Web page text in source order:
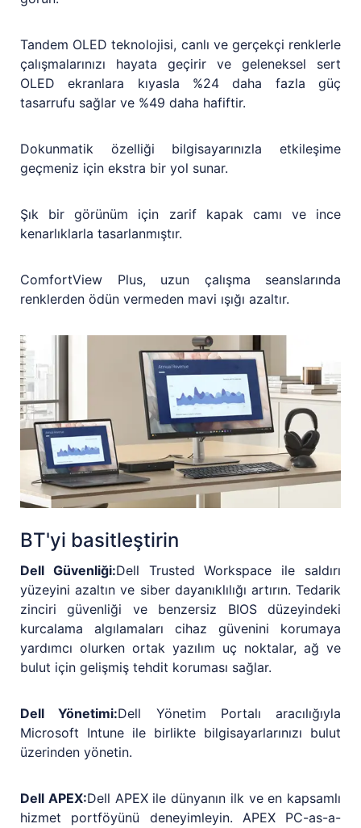
Tandem OLED teknolojisi, canlı ve gerçekçi renklerle
çalışmalarınızı hayata geçirir ve geleneksel sert
OLED ekranlara kıyasla %24 daha fazla güç
tasarrufu sağlar ve %49 daha hafiftir.
Dokunmatik özelliği bilgisayarınızla etkileşime
geçmeniz için ekstra bir yol sunar.
Şık bir görünüm için zarif kapak camı ve ince
kenarlıklarla tasarlanmıştır.
ComfortView Plus, uzun çalışma seanslarında
renklerden ödün vermeden mavi ışığı azaltır.
BT'yi basitleştirin
Dell Güvenliği:Dell Trusted Workspace ile saldırı
yüzeyini azaltın ve siber dayanıklılığı artırın. Tedarik
zinciri güvenliği ve benzersiz BIOS düzeyindeki
kurcalama algılamaları cihaz güvenini korumaya
yardımcı olurken ortak yazılım uç noktalar, ağ ve
bulut için gelişmiş tehdit koruması sağlar.
Dell Yönetimi:Dell Yönetim Portalı aracılığıyla
Microsoft Intune ile birlikte bilgisayarlarınızı bulut
üzerinden yönetin.
Dell APEX:Dell APEX ile dünyanın ilk ve en kapsamlı
hizmet portföyünü deneyimleyin. APEX PC-as-a-